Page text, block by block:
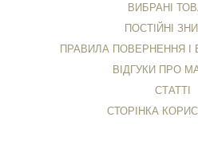
ВИБРАНІ
ПОСТІЙНІ
ПРАВИЛА ПОВЕРНЕННЯ І
ВІДГУКИ ПРО
СТАТТІ
СТОРІНКА